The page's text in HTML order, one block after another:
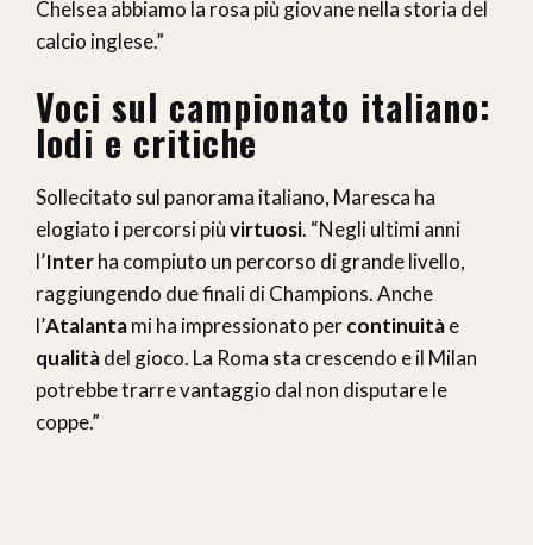
Chelsea abbiamo la rosa più giovane nella storia del
calcio inglese.”
Voci sul campionato italiano:
lodi e critiche
Sollecitato sul panorama italiano, Maresca ha
elogiato i percorsi piùvirtuosi. “Negli ultimi anni
l’Interha compiuto un percorso di grande livello,
raggiungendo due finali di Champions. Anche
l’Atalantami ha impressionato percontinuitàe
qualitàdel gioco. La Roma sta crescendo e il Milan
potrebbe trarre vantaggio dal non disputare le
coppe.”